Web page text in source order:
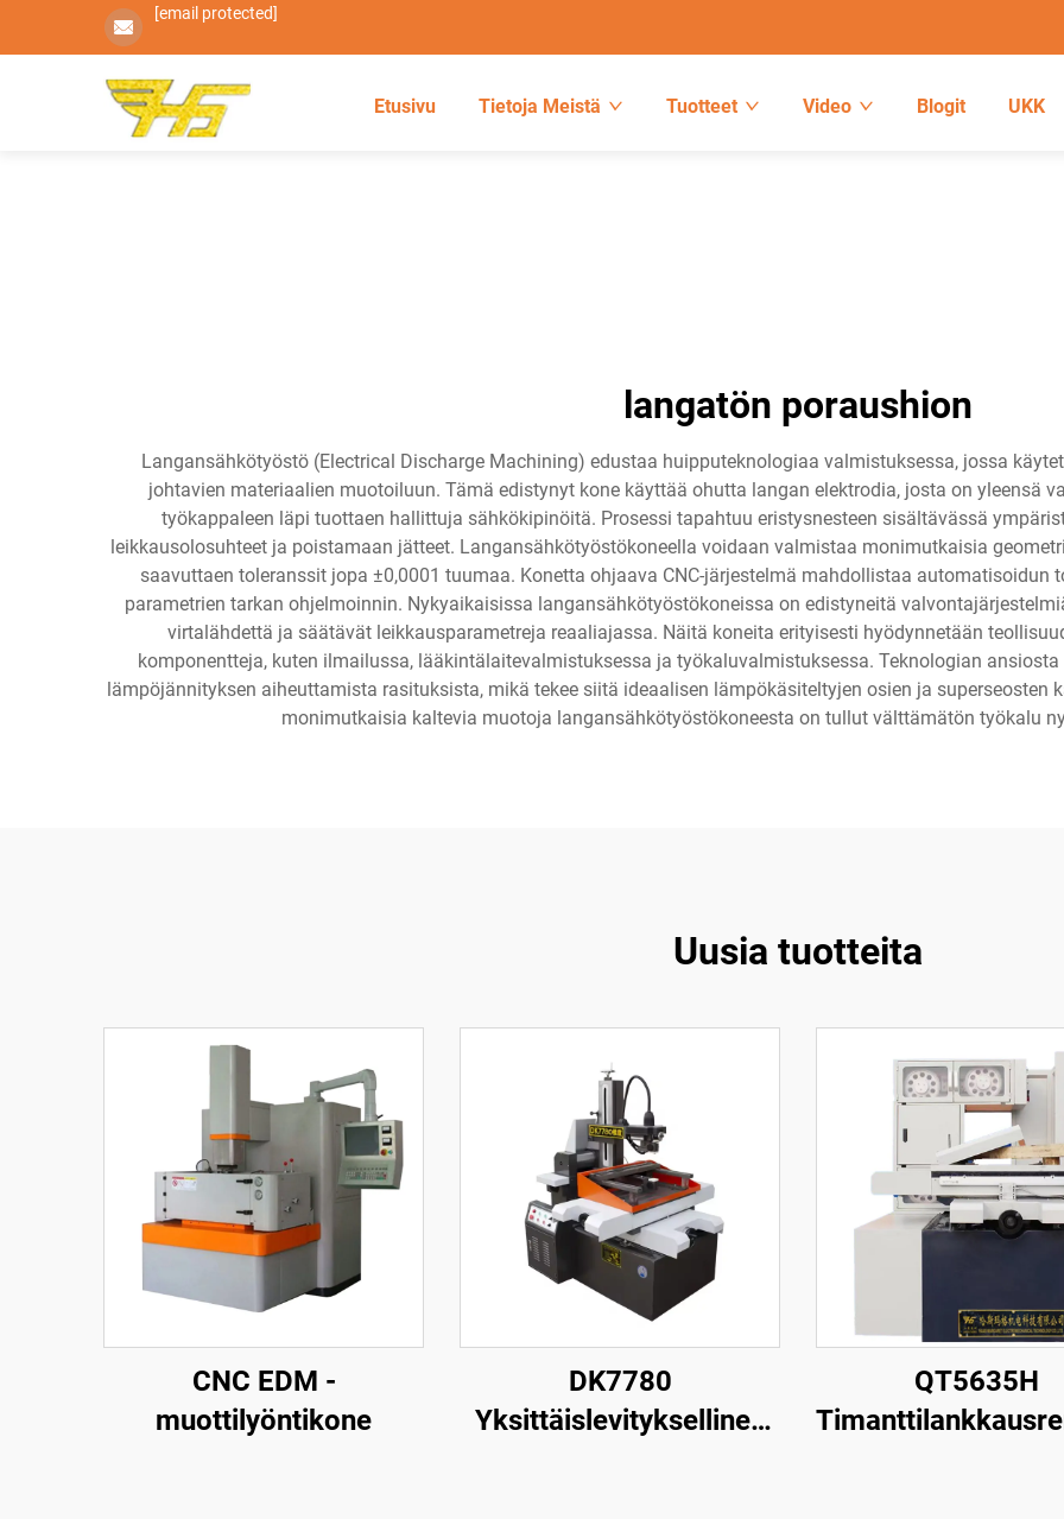
[email protected]
Etusivu Tietoja Meistä Tuotteet Video Blogit UKK
langatön poraushion
Langansähkötyöstö (Electrical Discharge Machining) edustaa huipputeknologiaa valmistuksessa, jossa
johtavien materiaalien muotoiluun. Tämä edistynyt kone käyttää ohutta langan elektrodia, josta on yleensä
työkappaleen läpi tuottaen hallittuja sähkökipinöitä. Prosessi tapahtuu eristysnesteen sisältävässä
leikkausolosuhteet ja poistamaan jätteet. Langansähkötyöstökoneella voidaan valmistaa monimutkaisia
saavuttaen toleranssit jopa ±0,0001 tuumaa. Konetta ohjaava CNC-järjestelmä mahdollistaa
parametrien tarkan ohjelmoinnin. Nykyaikaisissa langansähkötyöstökoneissa on edistyneitä
virtalähdettä ja säätävät leikkausparametreja reaaliajassa. Näitä koneita erityisesti hyödynnetään
komponentteja, kuten ilmailussa, lääkintälaitevalmistuksessa ja työkaluvalmistuksessa. Teknologian
lämpöjännityksen aiheuttamista rasituksista, mikä tekee siitä ideaalisen lämpökäsiteltyjen osien ja superseosten
monimutkaisia kaltevia muotoja langansähkötyöstökoneesta on tullut välttämätön työkalu
Uusia tuotteita
CNC EDM -
muottilyöntikone
DK7780
Yksittäislevityksellinen
QT5635H